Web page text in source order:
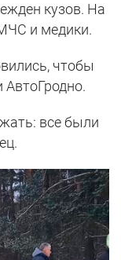
кузов. На
и медики.
чтобы
все были